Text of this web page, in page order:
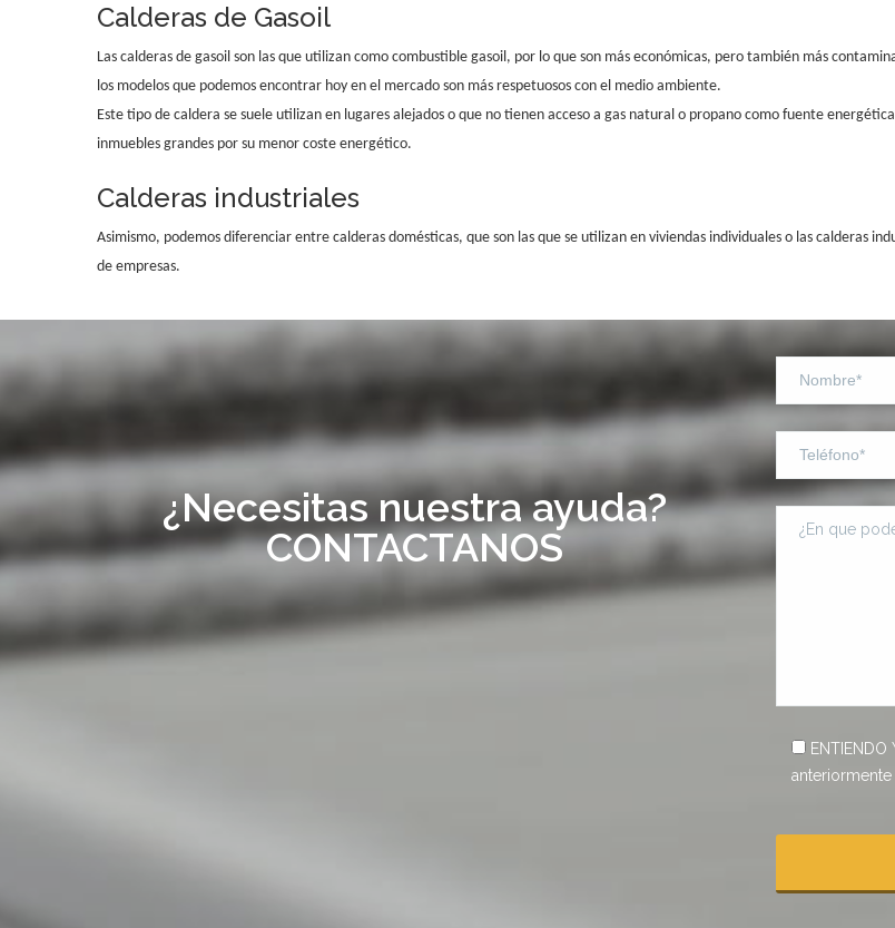
Calderas de Gasoil
Las calderas de gasoil son las que utilizan como combustible gasoil, por lo que son más económicas, pero también más
los modelos que podemos encontrar hoy en el mercado son más respetuosos con el medio ambiente.
Este tipo de caldera se suele utilizan en lugares alejados o que no tienen acceso a gas natural o propano como fuente
inmuebles grandes por su menor coste energético.
Calderas industriales
Asimismo, podemos diferenciar entre calderas domésticas, que son las que se utilizan en viviendas individuales o las calderas
de empresas.
¿Necesitas nuestra ayuda?
CONTACTANOS